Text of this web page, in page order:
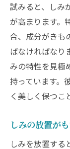
試みると、しみ
が高まります。
合、成分がきも
ばなければなり
みの特性を見極
持っています。
く美しく保つこ
しみの放置が
しみを放置する